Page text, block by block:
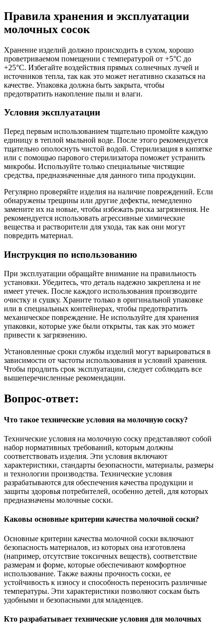
Правила хранения и эксплуатации
молочных сосок
Хранение изделий должно происходить в сухом, хорошо
проветриваемом помещении с температурой от +5°C до
+25°C. Избегайте воздействия прямых солнечных лучей и
источников тепла, так как это может негативно сказаться на
качестве. Упаковка должна быть закрыта, чтобы
предотвратить накопление пыли и влаги.
Условия эксплуатации
Перед первым использованием тщательно промойте каждую
единицу в теплой мыльной воде. После этого рекомендуется
тщательно ополоснуть чистой водой. Стерилизация в кипятке
или с помощью парового стерилизатора поможет устранить
микробы. Используйте только специальные чистящие
средства, предназначенные для данного типа продукции.
Регулярно проверяйте изделия на наличие повреждений. Если
обнаружены трещины или другие дефекты, немедленно
замените их на новые, чтобы избежать риска загрязнения. Не
рекомендуется использовать агрессивные химические
вещества и растворители для ухода, так как они могут
повредить материал.
Инструкция по использованию
При эксплуатации обращайте внимание на правильность
установки. Убедитесь, что деталь надежно закреплена и не
имеет утечек. После каждого использования производите
очистку и сушку. Храните только в оригинальной упаковке
или в специальных контейнерах, чтобы предотвратить
механическое повреждение. Не используйте для хранения
упаковки, которые уже были открыты, так как это может
привести к загрязнению.
Установленные сроки службы изделий могут варьироваться в
зависимости от частоты использования и условий хранения.
Чтобы продлить срок эксплуатации, следует соблюдать все
вышеперечисленные рекомендации.
Вопрос-ответ:
Что такое технические условия на молочную соску?
Технические условия на молочную соску представляют собой
набор нормативных требований, которым должны
соответствовать изделия. Эти условия включают
характеристики, стандарты безопасности, материалы, размеры
и технологии производства. Технические условия
разрабатываются для обеспечения качества продукции и
защиты здоровья потребителей, особенно детей, для которых
предназначены молочные соски.
Каковы основные критерии качества молочной соски?
Основные критерии качества молочной соски включают
безопасность материалов, из которых она изготовлена
(например, отсутствие токсичных веществ), соответствие
размерам и форме, которые обеспечивают комфортное
использование. Также важны прочность соски, ее
устойчивость к износу и способность переносить различные
температуры. Эти характеристики позволяют соскам быть
удобными и безопасными для младенцев.
Кто разрабатывает технические условия для молочных